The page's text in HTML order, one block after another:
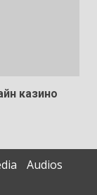
казино
Audios